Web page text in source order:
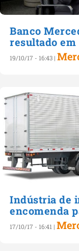
Banco
resultado em
19/10/17 - 16:43 |
Indústria de
encomenda
17/10/17 - 16:41 |